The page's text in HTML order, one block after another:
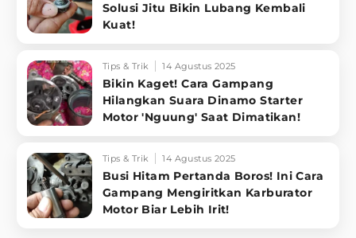
Solusi Jitu Bikin Lubang Kembali
Kuat!
Tips & Trik 14 Agustus 2025
Bikin Kaget! Cara Gampang
Hilangkan Suara Dinamo Starter
Motor 'Nguung' Saat Dimatikan!
Tips & Trik 14 Agustus 2025
Busi Hitam Pertanda Boros! Ini Cara
Gampang Mengiritkan Karburator
Motor Biar Lebih Irit!